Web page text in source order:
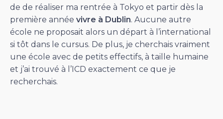
de de réaliser ma rentrée à Tokyo et partir dès la
première année vivre à Dublin. Aucune autre
école ne proposait alors un départ à l’international
si tôt dans le cursus. De plus, je cherchais vraiment
une école avec de petits effectifs, à taille humaine
et j’ai trouvé à l’ICD exactement ce que je
recherchais.